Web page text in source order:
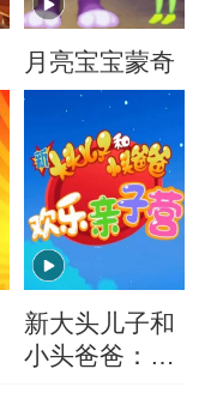
月亮宝宝蒙奇
新大头儿子和
小头爸爸：欢